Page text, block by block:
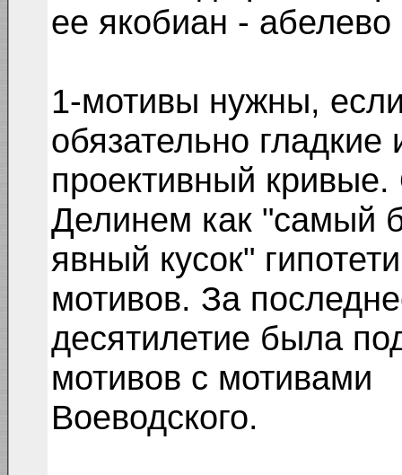
ее якобиан -
1-мотивы нужны,
обязательно гладкие
проективный
Делинем как "самый
явный кусок"
мотивов. За
десятилетие была
мотивов с мотивами
Воеводского.